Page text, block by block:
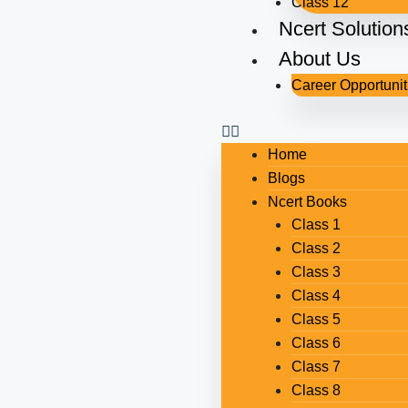
Ncert
About Us
Career
Home
Blogs
Ncert Books
Class 1
Class 2
Class 3
Class 4
Class 5
Class 6
Class 7
Class 8